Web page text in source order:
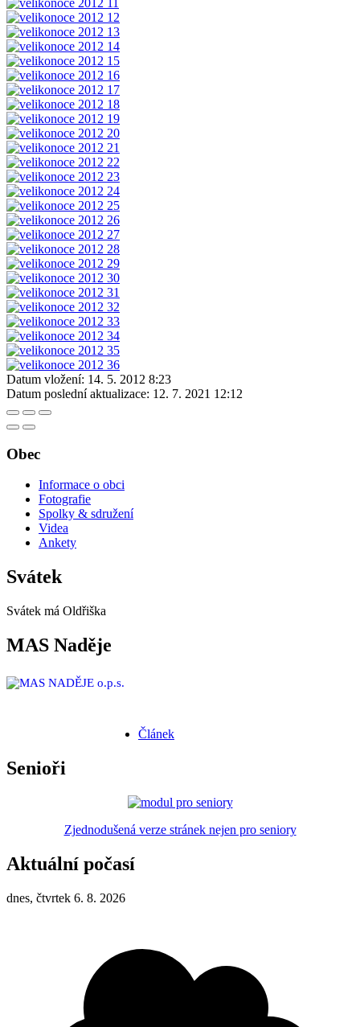
Datum vložení: 14. 5. 2012 8:23
Datum poslední aktualizace: 12. 7. 2021 12:12
Obec
Informace o obci
Fotografie
Spolky & sdružení
Videa
Ankety
Svátek
Svátek má Oldřiška
MAS Naděje
Článek
Senioři
Zjednodušená verze stránek nejen pro seniory
Aktuální počasí
dnes, čtvrtek 6. 8. 2026